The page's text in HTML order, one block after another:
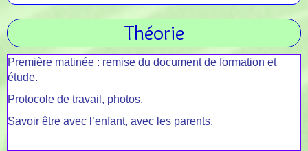
Soins Individuels ▼
Témoignages
Théorie
Première matinée : remise du document de formation et
étude.
Protocole de travail, photos.
Savoir être avec l’enfant, avec les parents.